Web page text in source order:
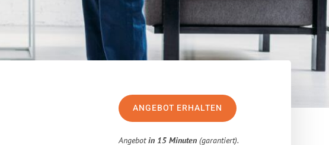
ANGEBOT ERHALTEN
Angebotin 15 Minuten (garantiert).